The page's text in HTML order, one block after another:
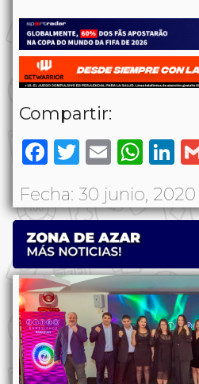
Compartir:
Facebook
Twitter
Email
Fecha: 30 junio, 2020